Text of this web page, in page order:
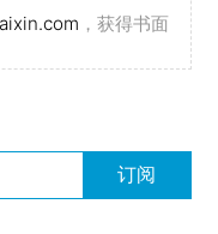
，获得书面
订阅